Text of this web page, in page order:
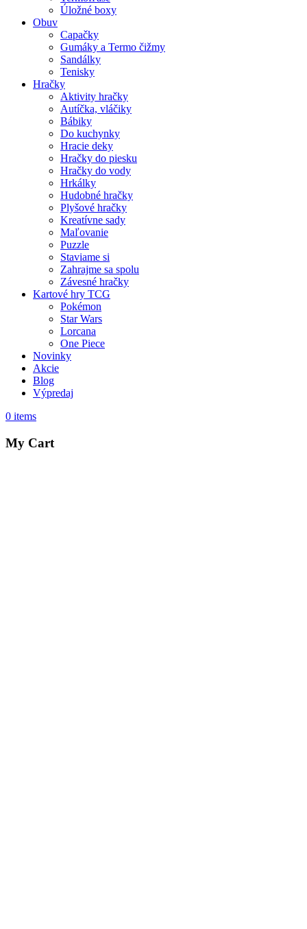
Úložné boxy
Obuv
Capačky
Gumáky a Termo čižmy
Sandálky
Tenisky
Hračky
Aktivity hračky
Autíčka, vláčiky
Bábiky
Do kuchynky
Hracie deky
Hračky do piesku
Hračky do vody
Hrkálky
Hudobné hračky
Plyšové hračky
Kreatívne sady
Maľovanie
Puzzle
Staviame si
Zahrajme sa spolu
Závesné hračky
Kartové hry TCG
Pokémon
Star Wars
Lorcana
One Piece
Novinky
Akcie
Blog
Výpredaj
0 items
My Cart